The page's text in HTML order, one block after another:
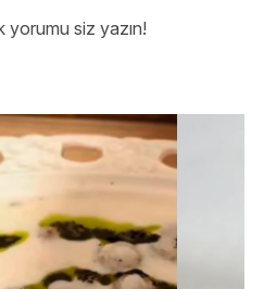
yorumu siz yazın!